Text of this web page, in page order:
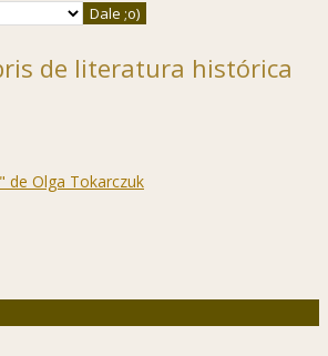
de literatura histórica